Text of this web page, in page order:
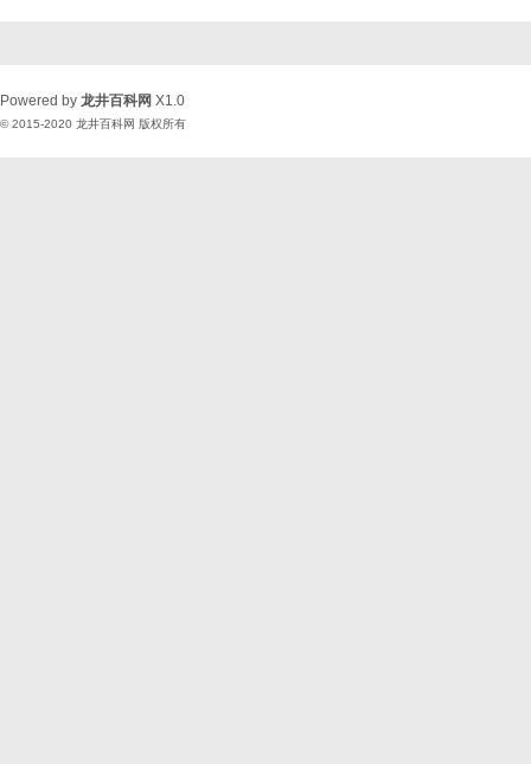
Powered by 龙井百科网 X1.0
© 2015-2020 龙井百科网 版权所有